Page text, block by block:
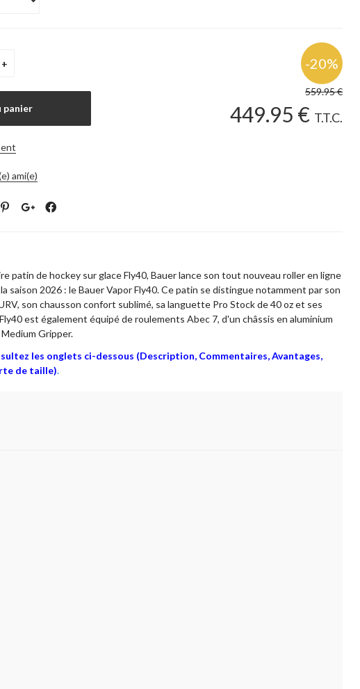
559.95€
449.95 € T.T.C.
ami(e)
patin de hockey sur glace Fly40, Bauer lance son tout nouveau roller en ligne
saison 2026 : le Bauer Vapor Fly40. Ce patin se distingue notamment par son
son chausson confort sublimé, sa languette Pro Stock de 40 oz et ses
est également équipé de roulements Abec 7, d'un châssis en aluminium
Gripper.
les onglets ci-dessous (Description, Commentaires, Avantages,
de taille).